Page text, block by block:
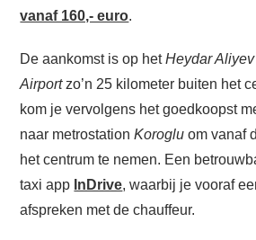
vanaf 160,- euro.
De aankomst is op hetHeydar
Airportzo’n 25 kilometer buiten het
kom je vervolgens het goedkoopst
naar metrostationKoroglu om vanaf
het centrum te nemen. Een
taxi app InDrive, waarbij je vooraf
afspreken met de chauffeur.